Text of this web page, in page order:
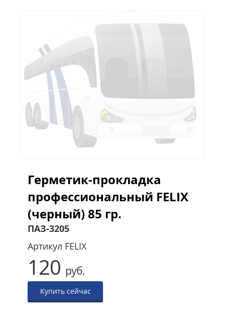
Герметик-прокладка
профессиональный FELIX
(черный) 85 гр.
ПАЗ-3205
Артикул FELIX
120 руб.
Купить сейчас